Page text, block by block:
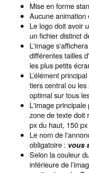
ACCUEIL
NOTRE
EXPERTISE
CRÉATION
English
Mise en forme
Aucune animation
Le logo doit avoir
un fichier distinct
L'image
différentes tailles
les plus petits
L’élément
tiers central ou les
optimal sur tous
L'image
zone de texte doit
px du haut, 150
Le nom de
obligatoire : vous
Selon la couleur
inférieure de